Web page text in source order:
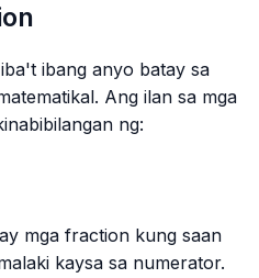
ibang anyo batay sa
Ang ilan sa mga
ng:
mga fraction kung saan
kaysa sa numerator.